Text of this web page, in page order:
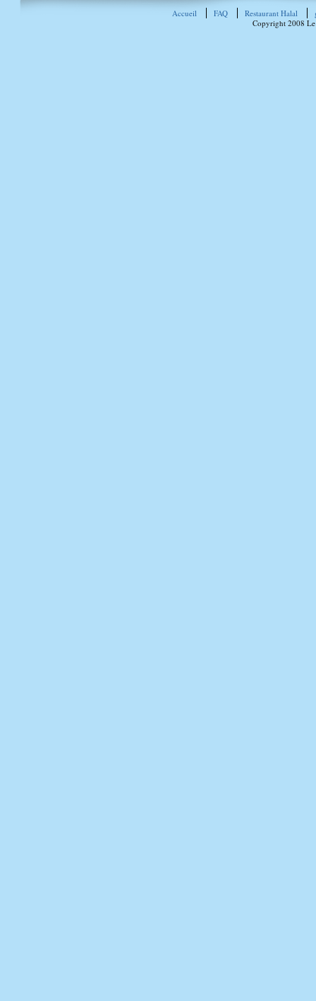
Accueil FAQ Restaurant Halal
Copyright 2008